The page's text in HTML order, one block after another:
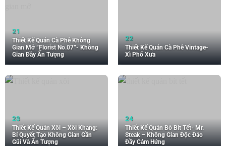
Thiết Kế Quán Cà Phê Không
Gian Mở “Florist No.07”- Không
Gian Đầy Ấn Tượng
Thiết Kế Quán Cà Phê Vintage-
Xì Phố Xưa
Thiết Kế Quán Xôi – Xôi Khang:
Bí Quyết Tạo Không Gian Gần
Gũi Và Ấn Tượng
Thiết Kế Quán Bò Bít Tết- Mr.
Steak – Không Gian Độc Đáo
Đầy Cảm Hứng